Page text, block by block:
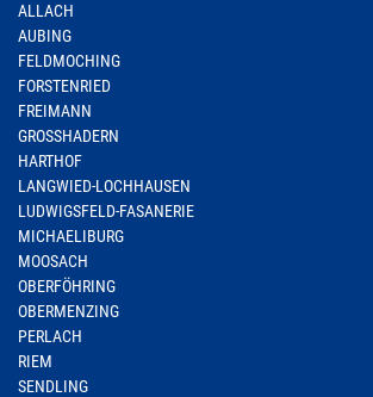
ALLACH
AUBING
FELDMOCHING
FORSTENRIED
FREIMANN
GROSSHADERN
HARTHOF
LANGWIED-LOCHHAUSEN
LUDWIGSFELD-FASANERIE
MICHAELIBURG
MOOSACH
OBERFÖHRING
OBERMENZING
PERLACH
RIEM
SENDLING